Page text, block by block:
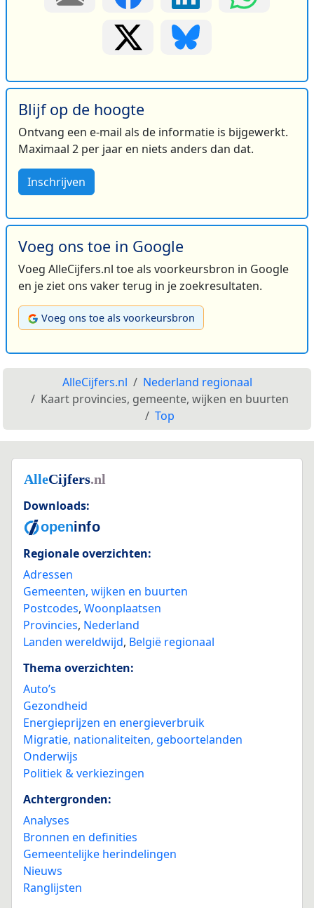
Blijf op de hoogte
Ontvang een e-mail als de informatie is bijgewerkt.
Maximaal 2 per jaar en niets anders dan dat.
Inschrijven
Voeg ons toe in Google
Voeg AlleCijfers.nl toe als voorkeursbron in Google
en je ziet ons vaker terug in je zoekresultaten.
Voeg ons toe als voorkeursbron
AlleCijfers.nl
Nederland regionaal
Kaart provincies, gemeente, wijken en buurten
Top
Downloads:
Regionale overzichten:
Adressen
Gemeenten, wijken en buurten
Postcodes, Woonplaatsen
Provincies, Nederland
Landen wereldwijd, België regionaal
Thema overzichten:
Auto’s
Gezondheid
Energieprijzen en energieverbruik
Migratie, nationaliteiten, geboortelanden
Onderwijs
Politiek & verkiezingen
Achtergronden:
Analyses
Bronnen en definities
Gemeentelijke herindelingen
Nieuws
Ranglijsten